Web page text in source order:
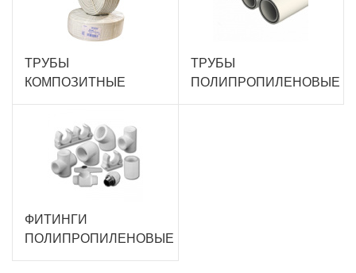
ТРУБЫ
КОМПОЗИТНЫЕ
ТРУБЫ
ПОЛИПРОПИЛЕНОВЫЕ
ФИТИНГИ
ПОЛИПРОПИЛЕНОВЫЕ